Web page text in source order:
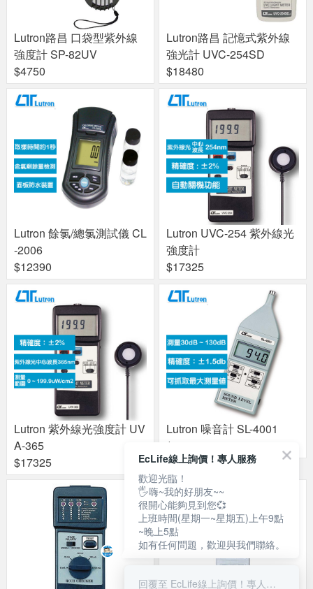
Lutron路昌 口袋型紫外線
強度計 SP-82UV
$4750
Lutron路昌 記憶式紫外線
強光計 UVC-254SD
$18480
Lutron 餘氯/總氯測試儀 CL
-2006
$12390
Lutron UVC-254 紫外線光
強度計
$17325
Lutron 紫外線光強度計 UV
A-365
$17325
Lutron 噪音計 SL-4001
$3990
EcLife線上詢價！專人服務
歡迎光臨！
🖐嗨~我的好朋友~~
很開心能夠見到您💞
上班時間(星期一~星期五)上午9點
~晚上5點
如有任何問題，歡迎與我們聯絡。
回覆至 EcLife線上詢價！專人服務